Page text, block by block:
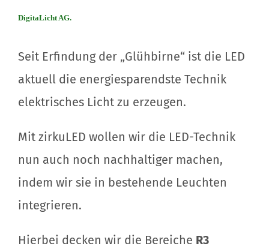
DigitaLicht AG.
Seit Erfindung der „Glühbirne“ ist die LED
aktuell die energiesparendste Technik
elektrisches Licht zu erzeugen.
Mit zirkuLED wollen wir die LED-Technik
nun auch noch nachhaltiger machen,
indem wir sie in bestehende Leuchten
integrieren.
Hierbei decken wir die Bereiche R3